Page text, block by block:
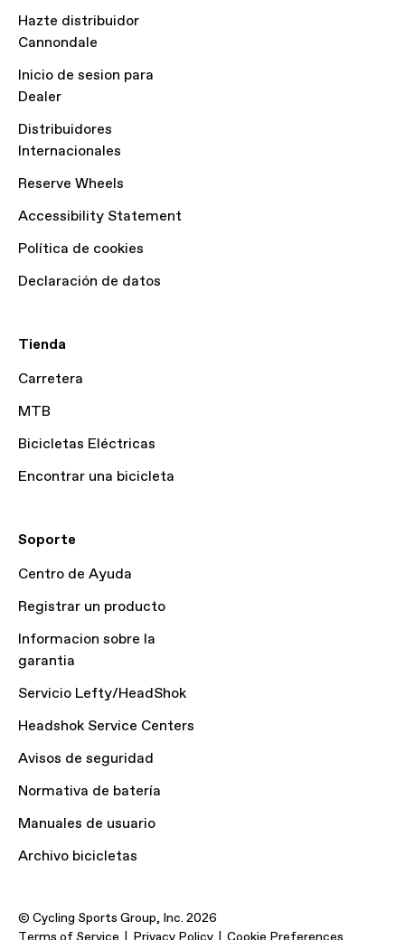
Hazte distribuidor
Cannondale
Inicio de sesion para
Dealer
Distribuidores
Internacionales
Reserve Wheels
Accessibility Statement
Política de cookies
Declaración de datos
Tienda
Carretera
MTB
Bicicletas Eléctricas
Encontrar una bicicleta
Soporte
Centro de Ayuda
Registrar un producto
Informacion sobre la
garantia
Servicio Lefty/HeadShok
Headshok Service Centers
Avisos de seguridad
Normativa de batería
Manuales de usuario
Archivo bicicletas
© Cycling Sports Group, Inc. 2026